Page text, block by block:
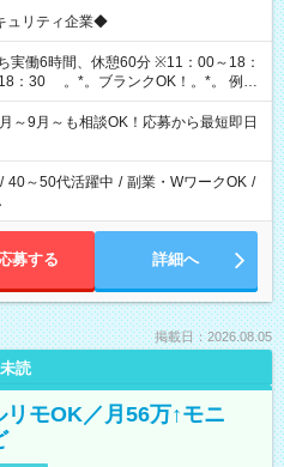
リティ企業◆
実働6時間、休憩60分 ※11：00～18：
！。*。 例え
/事務/コールセンター/受付/販売/カフェ
テルフロント/化粧品販売/など 様々な
ています♪
～9月～も相談OK！応募から最短即日
/ 40～50代活躍中 / 副業・WワークOK /
募する 詳細へ
掲載日：2026.08.05
未読
リモOK／月56万↑モニ